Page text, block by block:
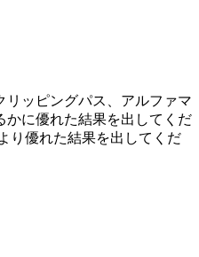
リッピングパス、アルファマ
かに優れた結果を出してくだ
り優れた結果を出してくだ